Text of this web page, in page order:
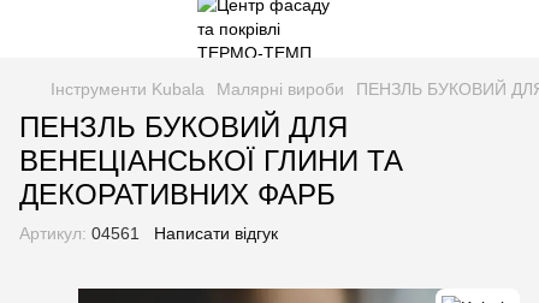
Інструменти Kubala Малярні вироби ПЕНЗЛЬ БУКОВИЙ
ПЕНЗЛЬ БУКОВИЙ ДЛЯ
ВЕНЕЦІАНСЬКОЇ ГЛИНИ ТА
ДЕКОРАТИВНИХ ФАРБ
Артикул: 04561 Написати відгук